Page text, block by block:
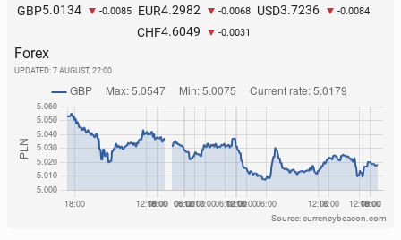
GBP5.0134 -0.0085 EUR4.2982 -0.0068 USD3.7236 -0.0084
CHF4.6049 -0.0031
Forex
UPDATED: 7 AUGUST, 22:00
Source: currencybeacon.com